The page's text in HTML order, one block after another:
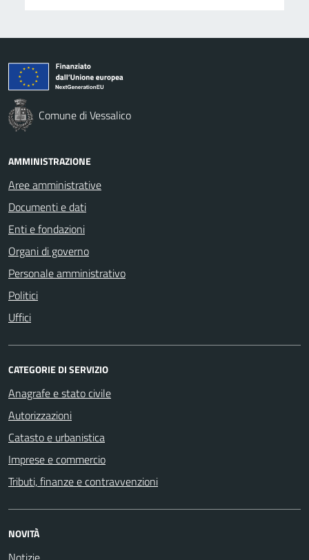
Comune di Vessalico
AMMINISTRAZIONE
Aree amministrative
Documenti e dati
Enti e fondazioni
Organi di governo
Personale amministrativo
Politici
Uffici
CATEGORIE DI SERVIZIO
Anagrafe e stato civile
Autorizzazioni
Catasto e urbanistica
Imprese e commercio
Tributi, finanze e contravvenzioni
NOVITÀ